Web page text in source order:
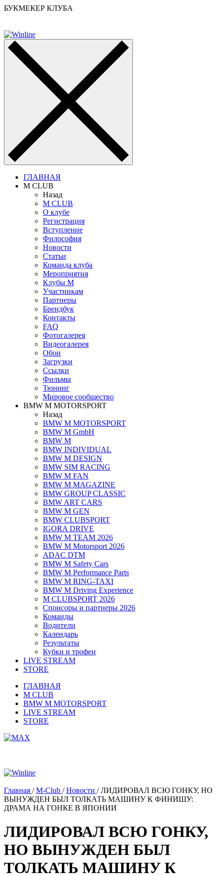
БУКМЕКЕР КЛУБА
ГЛАВНАЯ
M CLUB
Назад
M CLUB
О клубе
Регистрация
Вступление
Философия
Новости
Статьи
Команда клуба
Мероприятия
Клубы M
Участникам
Партнеры
Брендбук
Контакты
FAQ
Фотогалерея
Видеогалерея
Обои
Загрузки
Ссылки
Фильмы
Тюнинг
Мировое сообщество
BMW M MOTORSPORT
Назад
BMW M MOTORSPORT
BMW M GmbH
BMW M
BMW INDIVIDUAL
BMW M DESIGN
BMW SIM RACING
BMW M FAN
BMW M MAGAZINE
BMW GROUP CLASSIC
BMW ART CARS
BMW M GEN
BMW CLUBSPORT
IGORA DRIVE
BMW M TEAM 2026
BMW M Motorsport 2026
ADAC DTM
BMW M Safety Cars
BMW M Performance Parts
BMW M RING-TAXI
BMW M Driving Experience
M CLUBSPORT 2026
Спонсоры и партнеры 2026
Команды
Водители
Календарь
Результаты
Кубки и трофеи
LIVE STREAM
STORE
ГЛАВНАЯ
M CLUB
BMW M MOTORSPORT
LIVE STREAM
STORE
Главная /M-Club /Новости /ЛИДИРОВАЛ ВСЮ ГОНКУ, НО
ВЫНУЖДЕН БЫЛ ТОЛКАТЬ МАШИНУ К ФИНИШУ:
ДРАМА НА ГОНКЕ В ЯПОНИИ
ЛИДИРОВАЛ ВСЮ ГОНКУ,
НО ВЫНУЖДЕН БЫЛ
ТОЛКАТЬ МАШИНУ К